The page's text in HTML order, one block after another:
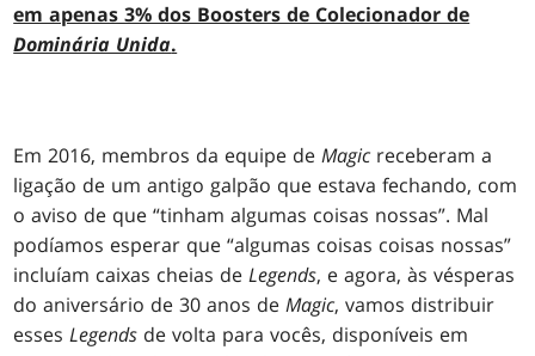
em apenas 3% dos Boosters de Colecionador de
Dominária Unida.
Em 2016, membros da equipe deMagic receberam a
ligação de um antigo galpão que estava fechando, com
o aviso de que “tinham algumas coisas nossas”. Mal
podíamos esperar que “algumas coisas coisas nossas”
incluíam caixas cheias deLegends, e agora, às vésperas
do aniversário de 30 anos deMagic, vamos distribuir
essesLegends de volta para vocês, disponíveis em